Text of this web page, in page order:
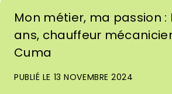
Mon métier, ma passion :
ans, chauffeur
Cuma
PUBLIÉ LE 13 NOVEMBRE 2024